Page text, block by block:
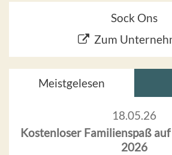
Sock Ons
Zum
Meistgelesen
18.05.26
Kostenloser Familienspaß
2026